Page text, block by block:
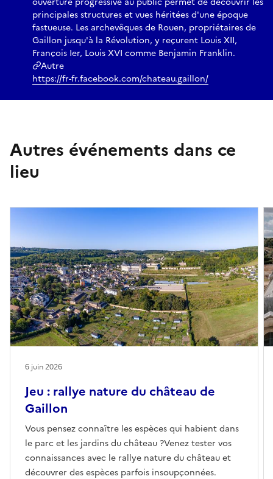
principales structures et vues héritées d'une époque
fastueuse. Les archevêques de Rouen, propriétaires de
Gaillon jusqu'à la Révolution, y reçurent Louis XII,
François Ier, Louis XVI comme Benjamin Franklin.
Autre
https://fr-fr.facebook.com/chateau.gaillon/
Autres événements dans ce
lieu
Jeu : rallye nature du château de
Gaillon
Vous pensez connaître les espèces qui habient dans
le parc et les jardins du château ?Venez tester vos
connaissances avec le rallye nature du château et
découvrer des espèces parfois insoupçonnées.
6 juin 2026